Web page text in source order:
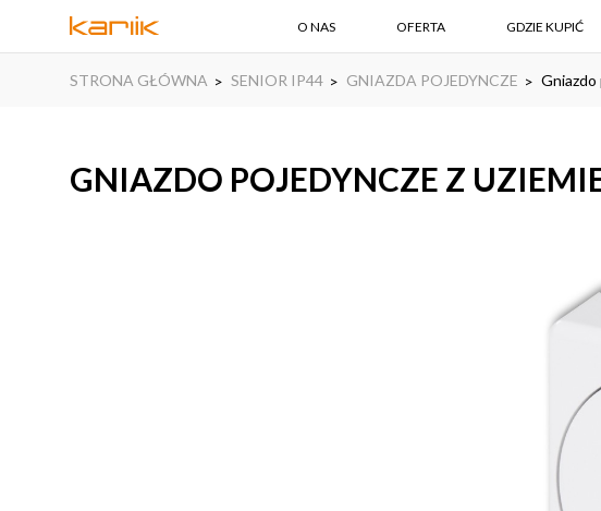
O NAS OFERTA GDZIE KUPIĆ
STRONA GŁÓWNA SENIOR IP44 GNIAZDA POJEDYNCZE Gniazdo
GNIAZDO POJEDYNCZE Z